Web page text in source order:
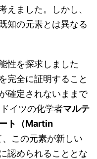
えました。しかし、
知の元素とは異なる
性を探求しました
完全に証明すること
確定されないままで
イツの化学者マルテ
ト（Martin
、この元素が新しい
認められることとな